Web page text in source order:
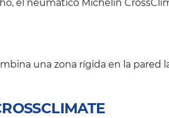
el neumático Michelin
una zona rígida en la pared